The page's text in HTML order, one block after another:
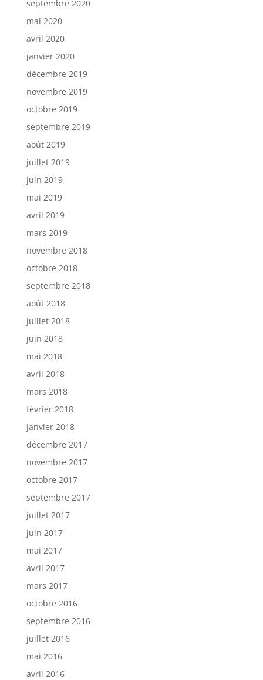
septembre 2020
mai 2020
avril 2020
janvier 2020
décembre 2019
novembre 2019
octobre 2019
septembre 2019
août 2019
juillet 2019
juin 2019
mai 2019
avril 2019
mars 2019
novembre 2018
octobre 2018
septembre 2018
août 2018
juillet 2018
juin 2018
mai 2018
avril 2018
mars 2018
février 2018
janvier 2018
décembre 2017
novembre 2017
octobre 2017
septembre 2017
juillet 2017
juin 2017
mai 2017
avril 2017
mars 2017
octobre 2016
septembre 2016
juillet 2016
mai 2016
avril 2016